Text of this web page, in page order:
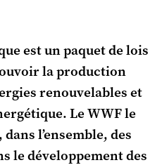
est un paquet de lois
la production
renouvelables et
Le WWF le
l’ensemble, des
le développement des